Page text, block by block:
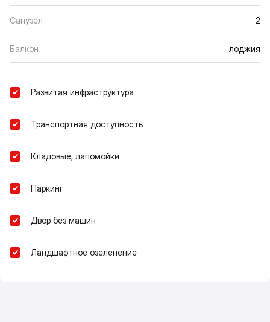
Санузел 2
Балкон лоджия
Развитая инфраструктура
Транспортная доступность
Кладовые, лапомойки
Паркинг
Двор без машин
Ландшафтное озеленение